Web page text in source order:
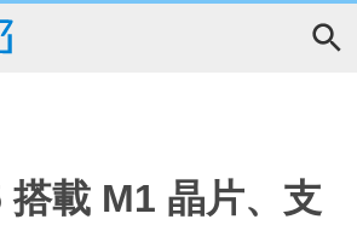
載 M1 晶片、支